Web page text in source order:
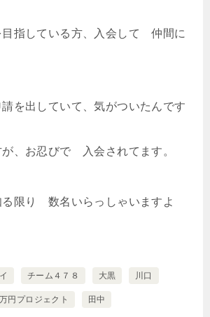
目指している方、入会して 仲間に
を出していて、気がついたんです
、お忍びで 入会されてます。
限り 数名いらっしゃいますよ
チーム４７８ 大黒 川口
円プロジェクト 田中